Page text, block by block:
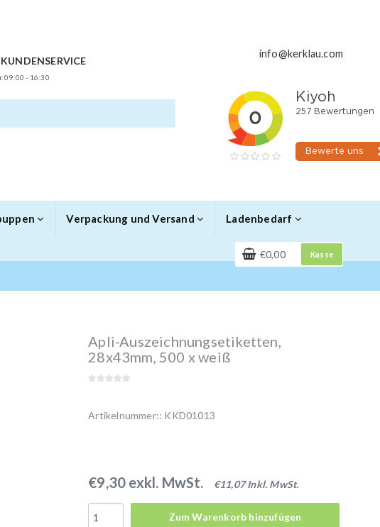
09:00 - 16:30
info@kerklau.com
Verpackung und Versand Ladenbedarf
€0,00 Kasse
Apli-Auszeichnungsetiketten,
28x43mm, 500 x weiß
Artikelnummer:: KKD01013
€9,30 exkl. MwSt. €11,07 Inkl. MwSt.
Zum Warenkorb hinzufügen